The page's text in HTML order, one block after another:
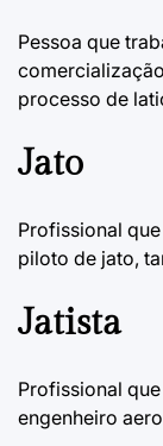
Pessoa que
processo de
Jato
Profissional
piloto de jato,
Jatista
Profissional
engenheiro